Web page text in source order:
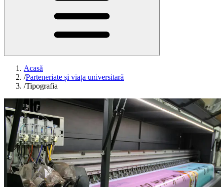
Acasă
/Parteneriate și viața universitară
/Tipografia